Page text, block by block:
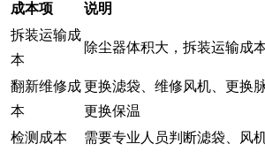
成本项
说明
拆装运输成
本
除尘器体积大，拆装运输成
翻新维修成
本
更换滤袋、维修风机、更换
更换保温
检测成本
需要专业人员判断滤袋、风